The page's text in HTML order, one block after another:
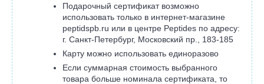
Подарочный сертификат возможно
использовать только в интернет-магазине
peptidspb.ru или в центре Peptides по адресу:
г. Санкт-Петербург, Московский пр., 183-185
Карту можно использовать единоразово
Если суммарная стоимость выбранного
товара больше номинала сертификата, то